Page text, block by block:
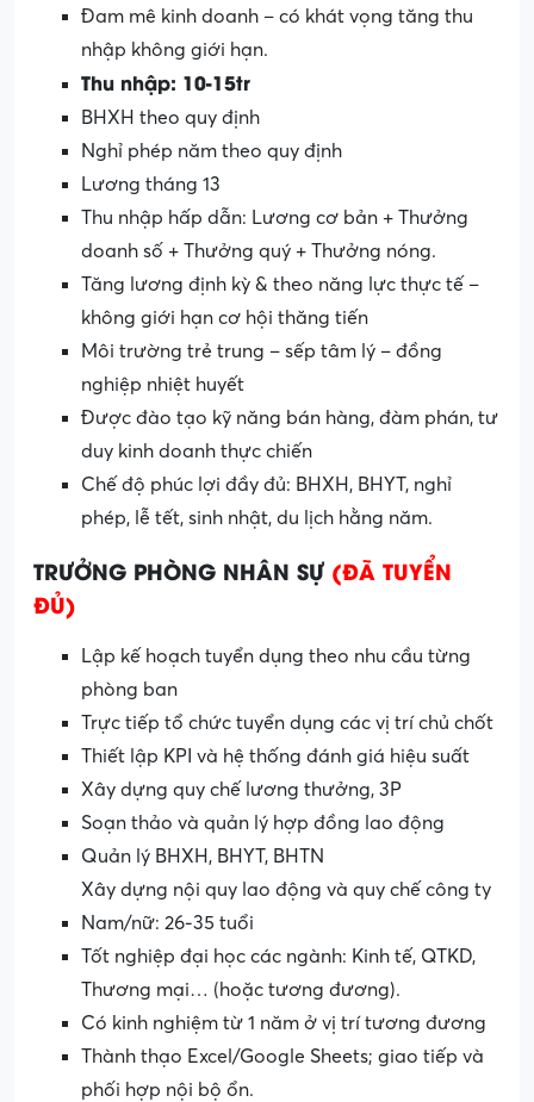
Đam mê kinh doanh – có khát vọng tăng thu
nhập không giới hạn.
Thu nhập: 10-15tr
BHXH theo quy định
Nghỉ phép năm theo quy định
Lương tháng 13
Thu nhập hấp dẫn: Lương cơ bản + Thưởng
doanh số + Thưởng quý + Thưởng nóng.
Tăng lương định kỳ & theo năng lực thực tế –
không giới hạn cơ hội thăng tiến
Môi trường trẻ trung – sếp tâm lý – đồng
nghiệp nhiệt huyết
Được đào tạo kỹ năng bán hàng, đàm phán, tư
duy kinh doanh thực chiến
Chế độ phúc lợi đầy đủ: BHXH, BHYT, nghỉ
phép, lễ tết, sinh nhật, du lịch hằng năm.
TRƯỞNG PHÒNG NHÂN SỰ (ĐÃ TUYỂN
ĐỦ)
Lập kế hoạch tuyển dụng theo nhu cầu từng
phòng ban
Trực tiếp tổ chức tuyển dụng các vị trí chủ chốt
Thiết lập KPI và hệ thống đánh giá hiệu suất
Xây dựng quy chế lương thưởng, 3P
Soạn thảo và quản lý hợp đồng lao động
Quản lý BHXH, BHYT, BHTN
Xây dựng nội quy lao động và quy chế công ty
Nam/nữ: 26-35 tuổi
Tốt nghiệp đại học các ngành: Kinh tế, QTKD,
Thương mại… (hoặc tương đương).
Có kinh nghiệm từ 1 năm ở vị trí tương đương
Thành thạo Excel/Google Sheets; giao tiếp và
phối hợp nội bộ ổn.